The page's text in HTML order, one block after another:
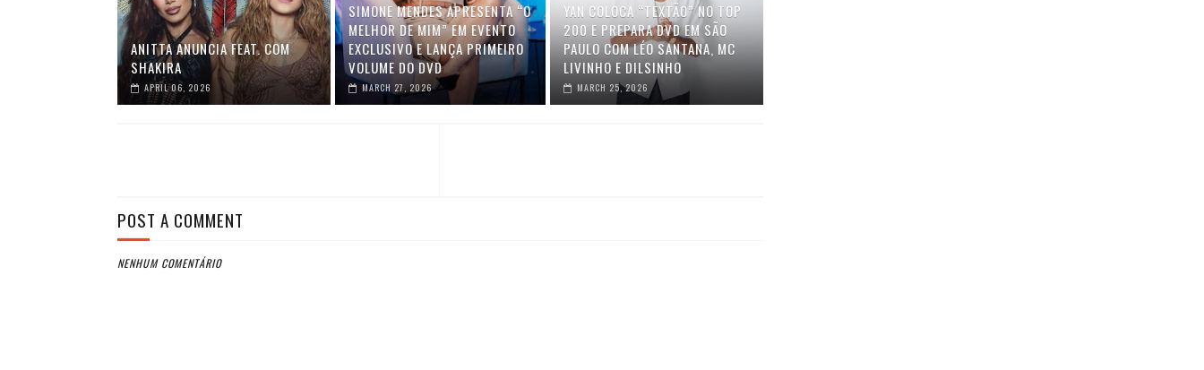
ANITTA ANUNCIA FEAT. COM
SHAKIRA
APRIL 06, 2026
SIMONE MENDES APRESENTA “O
MELHOR DE MIM” EM EVENTO
EXCLUSIVO E LANÇA PRIMEIRO
VOLUME DO DVD
MARCH 27, 2026
YAN COLOCA “TEXTÃO” NO TOP
200 E PREPARA DVD EM SÃO
PAULO COM LÉO SANTANA, MC
LIVINHO E DILSINHO
MARCH 25, 2026
POST A COMMENT
NENHUM COMENTÁRIO